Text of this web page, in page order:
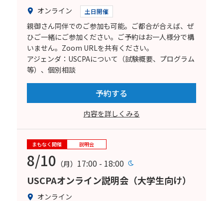
オンライン 土日開催
親御さん同伴でのご参加も可能。ご都合が合えば、ぜ
ひご一緒にご参加ください。ご予約はお一人様分で構
いません。Zoom URLを共有ください。
アジェンダ：USCPAについて（試験概要、プログラム
等）、個別相談
予約する
内容を詳しくみる
まもなく開催 説明会
8/10 （月） 17:00 - 18:00
USCPAオンライン説明会（大学生向け）
オンライン